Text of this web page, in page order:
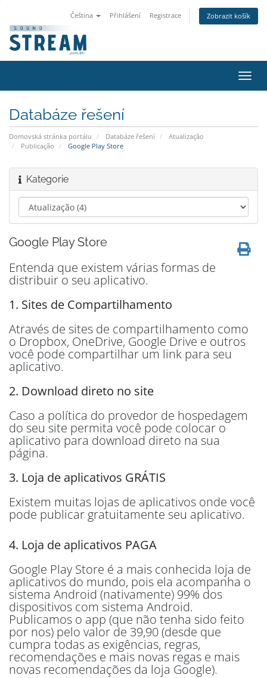
Čeština Přihlášení Registrace Zobrazit košík
Databáze řešení
Domovská stránka portálu Databáze řešení
Atualização
Publicação
Google Play Store
Kategorie
Google Play Store
Entenda que existem várias formas de
distribuir o seu aplicativo.
1. Sites de Compartilhamento
Através de sites de compartilhamento como
o Dropbox, OneDrive, Google Drive e outros
você pode compartilhar um link para seu
aplicativo.
2. Download direto no site
Caso a política do provedor de hospedagem
do seu site permita você pode colocar o
aplicativo para download direto na sua
página.
3. Loja de aplicativos GRÁTIS
Existem muitas lojas de aplicativos onde você
pode publicar gratuitamente seu aplicativo.
4. Loja de aplicativos PAGA
Google Play Store é a mais conhecida loja de
aplicativos do mundo, pois ela acompanha o
sistema Android (nativamente) 99% dos
dispositivos com sistema Android.
Publicamos o app (que não tenha sido feito
por nos) pelo valor de 39,90 (desde que
cumpra todas as exigências, regras,
recomendações e mais novas regas e mais
novas recomendações da loja Google).